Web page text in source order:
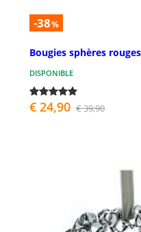
-38%
Bougies sphères
DISPONIBLE
€ 24,90 € 39,90